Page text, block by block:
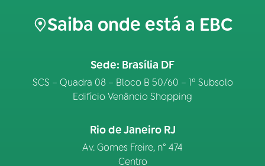
Saiba onde está a EBC
Sede: Brasília DF
SCS – Quadra 08 – Bloco B 50/60 – 1º Subsolo
Edifício Venâncio Shopping
Rio de Janeiro RJ
Av. Gomes Freire, n° 474
Centro